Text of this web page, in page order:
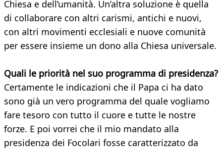
Chiesa e dell’umanità. Un’altra soluzione è quella
di collaborare con altri carismi, antichi e nuovi,
con altri movimenti ecclesiali e nuove comunità
per essere insieme un dono alla Chiesa universale.
Quali le priorità nel suo programma di presidenza?
Certamente le indicazioni che il Papa ci ha dato
sono già un vero programma del quale vogliamo
fare tesoro con tutto il cuore e tutte le nostre
forze. E poi vorrei che il mio mandato alla
presidenza dei Focolari fosse caratterizzato da